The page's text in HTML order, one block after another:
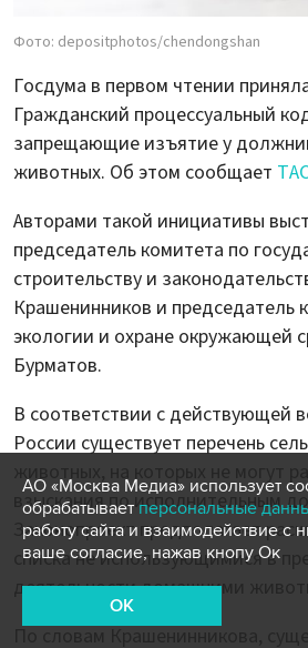
Фото: depositphotos/chendongshan
Госдума в первом чтении
Гражданский процессуальный
запрещающие изъятие у
животных. Об этом сообщает
Авторами такой инициативы
председатель комитета по
строительству и
Крашенинников и председатель
экологии и охране окружающей
Бурматов.
В соответствии с действующей
России существует перечень
животных, на которых не могут
взыскания по исполнительным
Законопроект предполагает
списка не использующимися в
деятельности домашними
АО «Москва Медиа» использует
обрабатывает персональные
работу сайта и взаимодействие с
ваше согласие, нажав кнопу Ок
OK